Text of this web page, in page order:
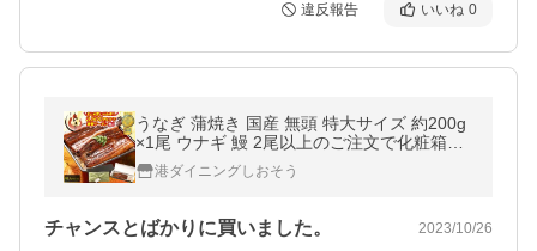
違反報告 いいね 0
うなぎ 蒲焼き 国産 無頭 特大サイズ 約200g
×1尾 ウナギ 鰻 2尾以上のご注文で化粧箱配
送 うなぎ蒲焼 肝吸い お中元 爆買
港ダイニングしおそう
チャンスとばかりに買いました。 2023/10/26